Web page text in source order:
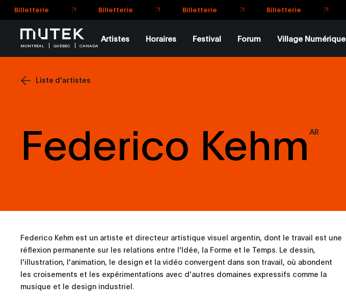
MONTRÉAL QUÉBEC CANADA
Artistes Horaires Festival Forum Village Numérique
Liste d'artistes
Federico Kehm AR
Federico Kehm est un artiste et directeur artistique visuel argentin, dont le travail est une
réflexion permanente sur les relations entre l'Idée, la Forme et le Temps. Le dessin,
l'illustration, l'animation, le design et la vidéo convergent dans son travail, où abondent
les croisements et les expérimentations avec d'autres domaines expressifs comme la
musique et le design industriel.